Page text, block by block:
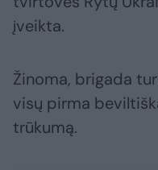
įveikta.
Žinoma, brigada
visų pirma
trūkumą.